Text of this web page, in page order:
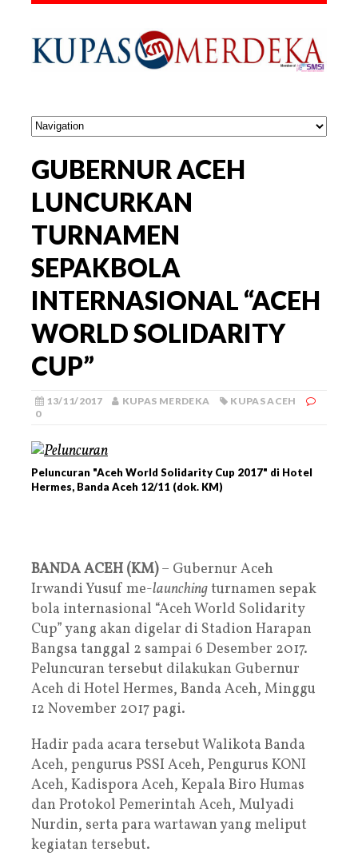
GUBERNUR ACEH
LUNCURKAN
TURNAMEN
SEPAKBOLA
INTERNASIONAL “ACEH
WORLD SOLIDARITY
CUP”
13/11/2017 KUPAS MERDEKA
KUPAS ACEH
0
Peluncuran "Aceh World Solidarity Cup 2017" di Hotel
Hermes, Banda Aceh 12/11 (dok. KM)
BANDA ACEH (KM)– Gubernur Aceh
Irwandi Yusuf me-launchingturnamen sepak
bola internasional “Aceh World Solidarity
Cup” yang akan digelar di Stadion Harapan
Bangsa tanggal 2 sampai 6 Desember 2017.
Peluncuran tersebut dilakukan Gubernur
Aceh di Hotel Hermes, Banda Aceh, Minggu
12 November 2017 pagi.
Hadir pada acara tersebut Walikota Banda
Aceh, pengurus PSSI Aceh, Pengurus KONI
Aceh, Kadispora Aceh, Kepala Biro Humas
dan Protokol Pemerintah Aceh, Mulyadi
Nurdin, serta para wartawan yang meliput
kegiatan tersebut.